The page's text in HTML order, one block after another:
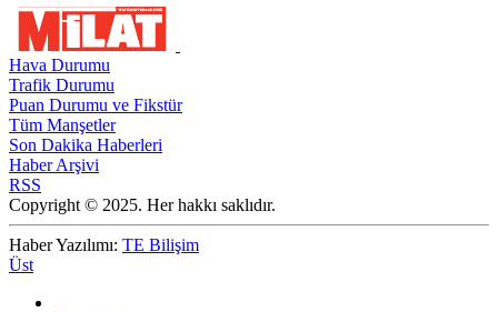
Hava Durumu
Trafik Durumu
Puan Durumu ve Fikstür
Tüm Manşetler
Son Dakika Haberleri
Haber Arşivi
RSS
Copyright © 2025. Her hakkı saklıdır.
Haber Yazılımı: TE Bilişim
Üst